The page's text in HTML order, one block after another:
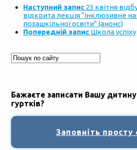
Наступний запис 23 квітня
відкрита лекція “Інклюзивне
позашкільної освіти” (анонс)
Попередній запис Школа успіху
Бажаєте записати Вашу
гуртків?
Заповніть